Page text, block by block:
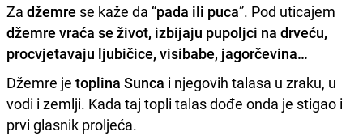
Za džemre se kaže da “pada ili puca”. Pod uticajem
džemre vraća se život, izbijaju pupoljci na drveću,
procvjetavaju ljubičice, visibabe, jagorčevina…
Džemre je toplina Sunca i njegovih talasa u zraku, u
vodi i zemlji. Kada taj topli talas dođe onda je stigao i
prvi glasnik proljeća.